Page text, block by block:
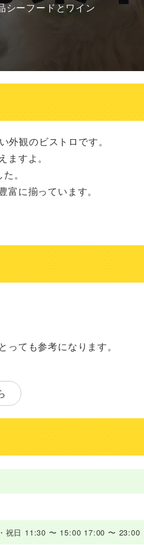
シーフードとワイン
観のビストロです。
すよ。
。
に揃っています。
ても参考になります。
祝日 11:30 〜 15:00 17:00 〜 23:00